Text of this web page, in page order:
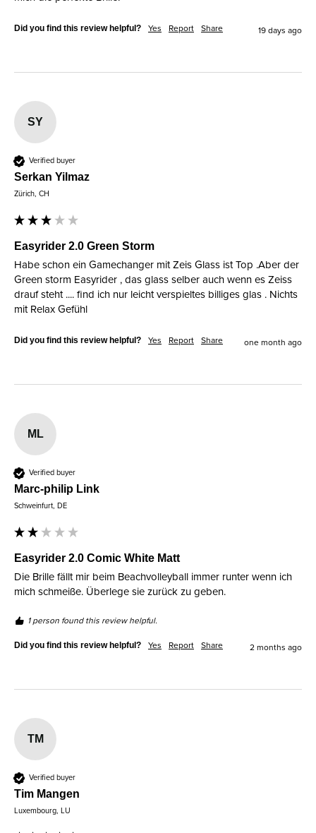
Did you find this review helpful? Yes Report Share 19 days ago
SY
Verified buyer
Serkan Yilmaz
Zürich, CH
Easyrider 2.0 Green Storm
Habe schon ein Gamechanger mit Zeis Glass ist Top .Aber der
Green storm Easyrider , das glass selber auch wenn es Zeiss
drauf steht .... find ich nur leicht verspieltes billiges glas . Nichts
mit Relax Gefühl
Did you find this review helpful? Yes Report Share one month ago
ML
Verified buyer
Marc-philip Link
Schweinfurt, DE
Easyrider 2.0 Comic White Matt
Die Brille fällt mir beim Beachvolleyball immer runter wenn ich
mich schmeiße. Überlege sie zurück zu geben.
1 person found this review helpful.
Did you find this review helpful? Yes Report Share 2 months ago
TM
Verified buyer
Tim Mangen
Luxembourg, LU